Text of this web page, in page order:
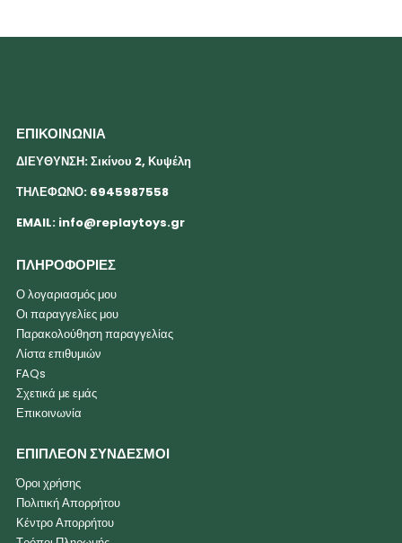
ΕΠΙΚΟΙΝΩΝΙΑ
ΔΙΕΥΘΥΝΣΗ: Σικίνου 2, Κυψέλη
ΤΗΛΕΦΩΝΟ: 6945987558
EMAIL: info@replaytoys.gr
ΠΛΗΡΟΦΟΡΙΕΣ
Ο λογαριασμός μου
Οι παραγγελίες μου
Παρακολούθηση παραγγελίας
Λίστα επιθυμιών
FAQs
Σχετικά με εμάς
Επικοινωνία
ΕΠΙΠΛΕΟΝ ΣΥΝΔΕΣΜΟΙ
Όροι χρήσης
Πολιτική Απορρήτου
Κέντρο Απορρήτου